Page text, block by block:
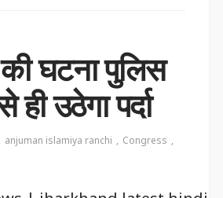
घटना पुलिस
उठेगा पर्दा
anjuman islamiya ranchi
Congress